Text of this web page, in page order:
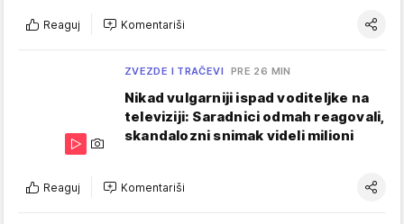
Reaguj Komentariši
ZVEZDE I TRAČEVI PRE 26 MIN
Nikad vulgarniji ispad voditeljke na
televiziji: Saradnici odmah reagovali,
skandalozni snimak videli milioni
Reaguj Komentariši